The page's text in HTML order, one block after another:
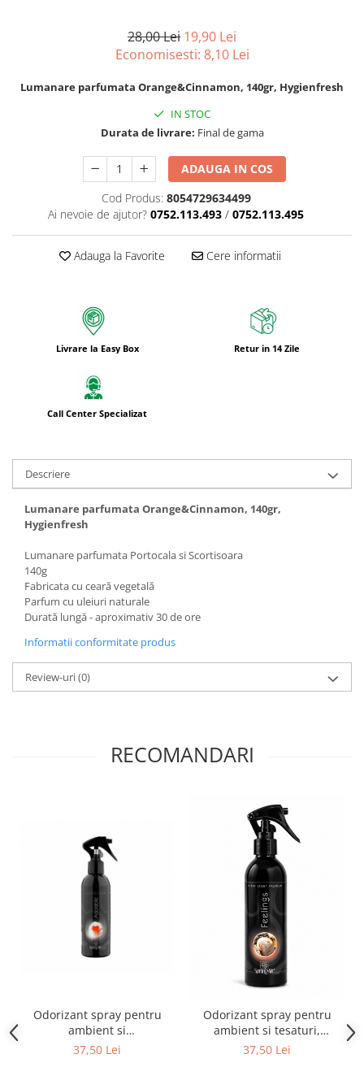
Accesorii pentru casa
produse textile
Articole menaj BACTERIA STOP
Articole menaj ECO NATURAL si
materiale reciclate
Absorbanti de Umiditate & Rezerve
OdorBlock Neutralizatori miros
Pachete Odorizare
dezinfectare maini si consumabile
Dispenser acoperitori incaltaminte
Uscatoare de maini
Rola cearceaf medical si lavete
Role hartie industriala
Cosmetice naturale
Vopsea de par
28,00 Lei 19,90 Lei
Economisesti: 8,10 Lei
Lumanare parfumata Orange&Cinnamon, 140gr, Hygienfresh
IN STOC
Durata de livrare: Final de gama
ADAUGA IN COS
Cod Produs: 8054729634499
Ai nevoie de ajutor? 0752.113.493 / 0752.113.495
Adauga la Favorite Cere informatii
Livrare la Easy Box Retur in 14 Zile
Call Center Specializat
Descriere
Lumanare parfumata Orange&Cinnamon, 140gr,
Hygienfresh
Lumanare parfumata Portocala si Scortisoara
140g
Fabricata cu ceară vegetală
Parfum cu uleiuri naturale
Durată lungă - aproximativ 30 de ore
Informatii conformitate produs
Review-uri(0)
RECOMANDARI
Odorizant spray pentru
ambient si
tesaturi,Adorable,200ml
37,50 Lei
Odorizant spray pentru
ambient si tesaturi,
Feelings, 200ml
37,50 Lei